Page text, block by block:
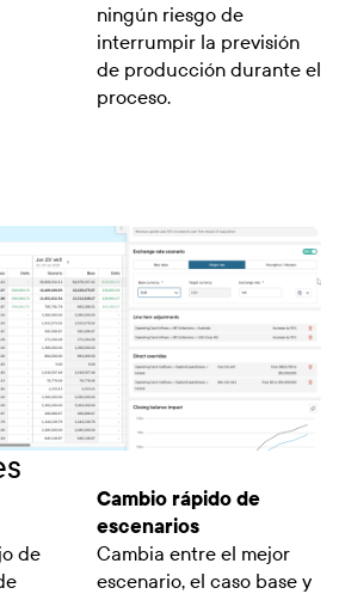
ningún riesgo de
interrumpir la previsión
de producción durante el
proceso.
de
Cambio rápido de
escenarios
Cambia entre el mejor
escenario, el caso base y